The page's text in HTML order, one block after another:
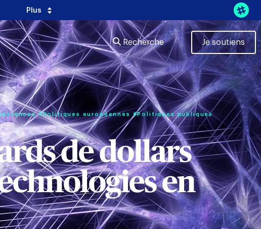
Plus
Recherche Je soutiens
#Politiques européennes
#Politiques publiques
de dollars
en